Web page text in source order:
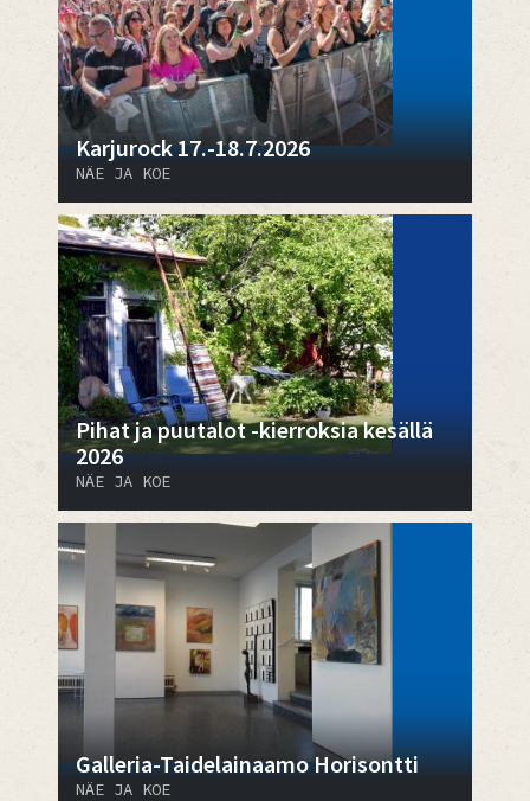
Karjurock 17.-18.7.2026
NÄE JA KOE
Pihat ja puutalot -kierroksia kesällä
2026
NÄE JA KOE
Galleria-Taidelainaamo Horisontti
NÄE JA KOE